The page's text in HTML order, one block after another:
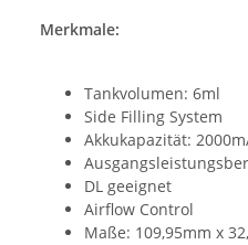
Merkmale:
Tankvolumen: 6ml
Side Filling System
Akkukapazität:
DL geeignet
Airflow Control
Maße: 109,95mm x